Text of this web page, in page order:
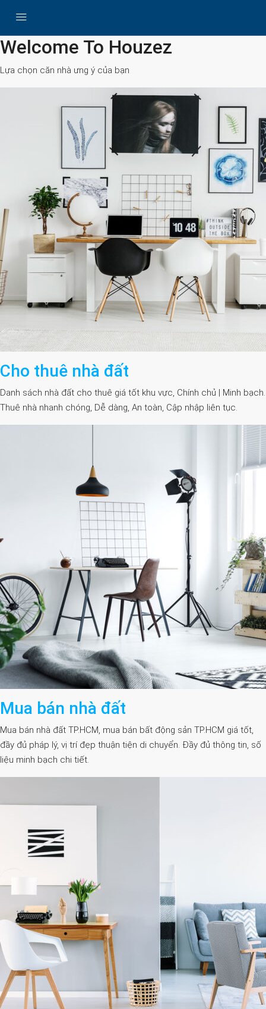
Search
Welcome To Houzez
Lựa chọn căn nhà ưng ý của bạn
Cho thuê nhà đất
Danh sách nhà đất cho thuê giá tốt khu vực, Chính chủ | Minh bạch.
Thuê nhà nhanh chóng, Dễ dàng, An toàn, Cập nhập liên tục.
Mua bán nhà đất
Mua bán nhà đất TP.HCM, mua bán bất động sản TP.HCM giá tốt,
đầy đủ pháp lý, vị trí đẹp thuận tiện di chuyển. Đầy đủ thông tin, số
liệu minh bạch chi tiết.